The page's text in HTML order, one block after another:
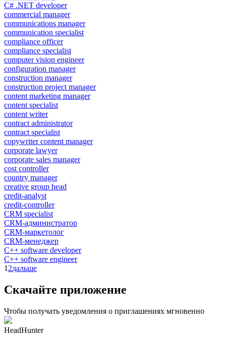
C# .NET developer
commercial manager
communications manager
communication specialist
compliance officer
compliance specialist
computer vision engineer
configuration manager
construction manager
construction project manager
content marketing manager
content specialist
content writer
contract administrator
contract specialist
copywriter content manager
corporate lawyer
corporate sales manager
cost controller
country manager
creative group head
credit-analyst
credit-controller
CRM specialist
CRM-администратор
CRM-маркетолог
CRM-менеджер
C++ software developer
C++ software engineer
1 2дальше
Скачайте приложение
Чтобы получать уведомления о приглашениях мгновенно
HeadHunter